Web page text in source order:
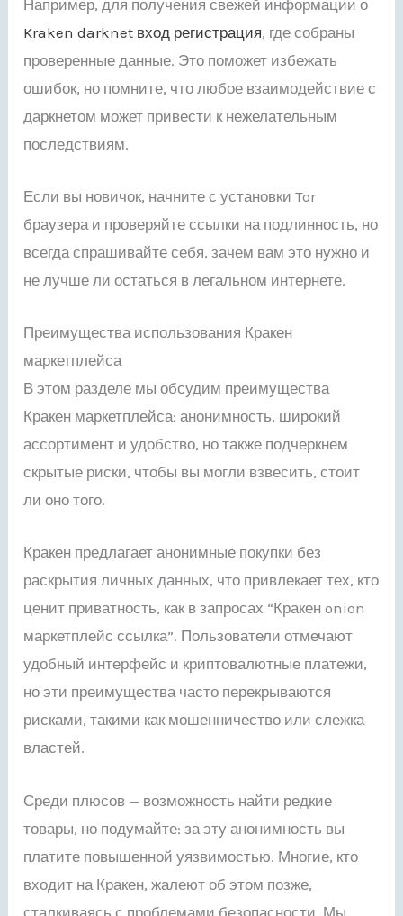
Например, для получения свежей информации о
Kraken darknet вход регистрация, где собраны
проверенные данные. Это поможет избежать
ошибок, но помните, что любое взаимодействие с
даркнетом может привести к нежелательным
последствиям.
Если вы новичок, начните с установки Tor
браузера и проверяйте ссылки на подлинность, но
всегда спрашивайте себя, зачем вам это нужно и
не лучше ли остаться в легальном интернете.
Преимущества использования Кракен
маркетплейса
В этом разделе мы обсудим преимущества
Кракен маркетплейса: анонимность, широкий
ассортимент и удобство, но также подчеркнем
скрытые риски, чтобы вы могли взвесить, стоит
ли оно того.
Кракен предлагает анонимные покупки без
раскрытия личных данных, что привлекает тех, кто
ценит приватность, как в запросах “Кракен onion
маркетплейс ссылка”. Пользователи отмечают
удобный интерфейс и криптовалютные платежи,
но эти преимущества часто перекрываются
рисками, такими как мошенничество или слежка
властей.
Среди плюсов — возможность найти редкие
товары, но подумайте: за эту анонимность вы
платите повышенной уязвимостью. Многие, кто
входит на Кракен, жалеют об этом позже,
сталкиваясь с проблемами безопасности. Мы